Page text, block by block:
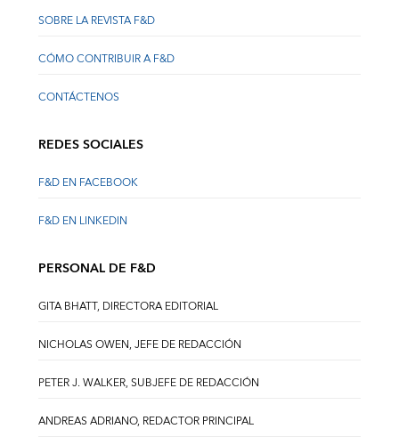
SOBRE LA REVISTA F&D
CÓMO CONTRIBUIR A F&D
CONTÁCTENOS
REDES SOCIALES
F&D EN FACEBOOK
F&D EN LINKEDIN
PERSONAL DE F&D
GITA BHATT, DIRECTORA EDITORIAL
NICHOLAS OWEN, JEFE DE REDACCIÓN
PETER J. WALKER, SUBJEFE DE REDACCIÓN
ANDREAS ADRIANO, REDACTOR PRINCIPAL